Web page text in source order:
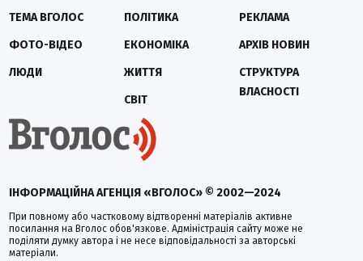
ІНФОРМАЦІЙНА АГЕНЦІЯ «ВГОЛОС» © 2002—2024
При повному або частковому відтворенні матеріалів активне
посилання на Вголос обов'язкове. Адміністрація сайту може не
поділяти думку автора і не несе відповідальності за авторські
матеріали.
ТЕМА ВГОЛОС
ФОТО-ВІДЕО
ЛЮДИ
ПОЛІТИКА
ЕКОНОМІКА
ЖИТТЯ
СВІТ
РЕКЛАМА
АРХІВ НОВИН
СТРУКТУРА
ВЛАСНОСТІ